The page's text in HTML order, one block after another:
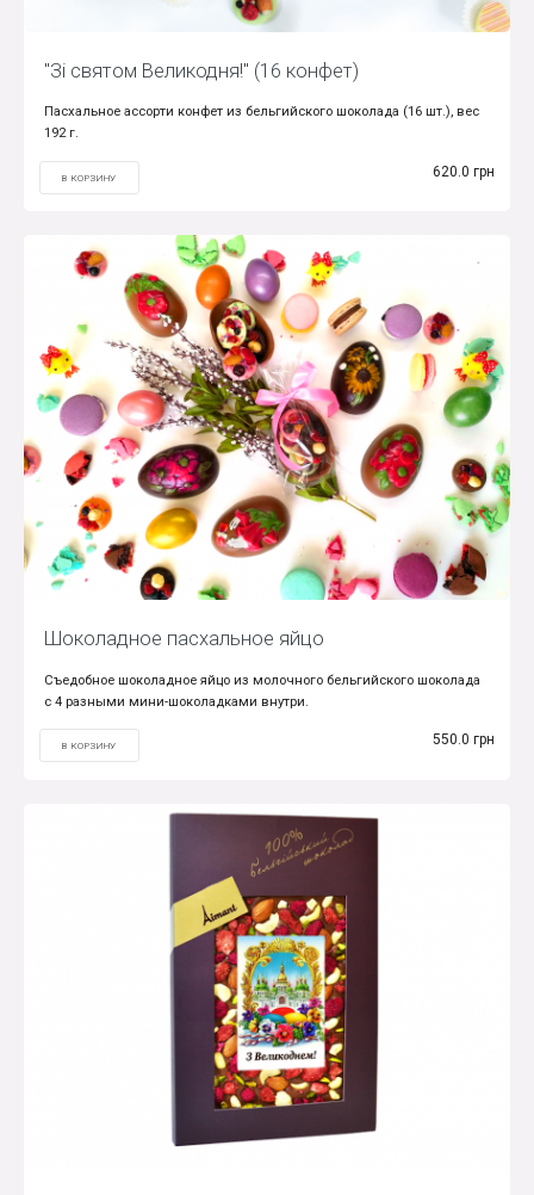
"Зі святом Великодня!" (16 конфет)
Пасхальное ассорти конфет из бельгийского шоколада (16 шт.), вес
192 г.
В КОРЗИНУ 620.0 грн
Шоколадное пасхальное яйцо
Съедобное шоколадное яйцо из молочного бельгийского шоколада
с 4 разными мини-шоколадками внутри.
В КОРЗИНУ 550.0 грн